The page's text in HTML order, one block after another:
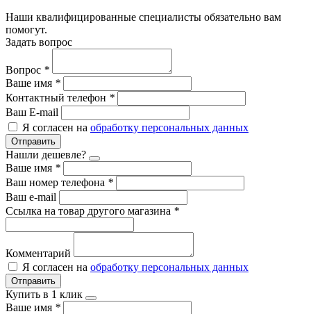
Наши квалифицированные специалисты обязательно вам
помогут.
Задать вопрос
Вопрос *
Ваше имя *
Контактный телефон *
Ваш E-mail
Я согласен на обработку персональных данных
Отправить
Нашли дешевле?
Ваше имя *
Ваш номер телефона *
Ваш e-mail
Ссылка на товар другого магазина *
Комментарий
Я согласен на обработку персональных данных
Отправить
Купить в 1 клик
Ваше имя *